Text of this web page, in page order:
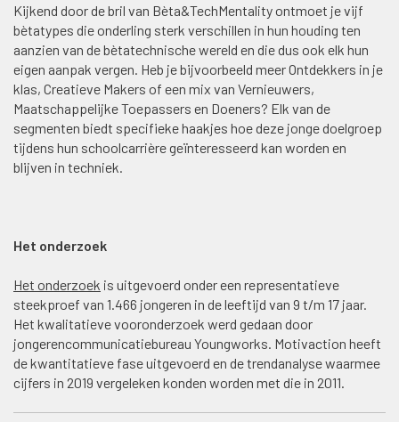
Kijkend door de bril van Bèta&TechMentality ontmoet je vijf
bètatypes die onderling sterk verschillen in hun houding ten
aanzien van de bètatechnische wereld en die dus ook elk hun
eigen aanpak vergen. Heb je bijvoorbeeld meer Ontdekkers in je
klas, Creatieve Makers of een mix van Vernieuwers,
Maatschappelijke Toepassers en Doeners? Elk van de
segmenten biedt specifieke haakjes hoe deze jonge doelgroep
tijdens hun schoolcarrière geïnteresseerd kan worden en
blijven in techniek.
Het onderzoek
Het onderzoek is uitgevoerd onder een representatieve
steekproef van 1.466 jongeren in de leeftijd van 9 t/m 17 jaar.
Het kwalitatieve vooronderzoek werd gedaan door
jongerencommunicatiebureau Youngworks. Motivaction heeft
de kwantitatieve fase uitgevoerd en de trendanalyse waarmee
cijfers in 2019 vergeleken konden worden met die in 2011.